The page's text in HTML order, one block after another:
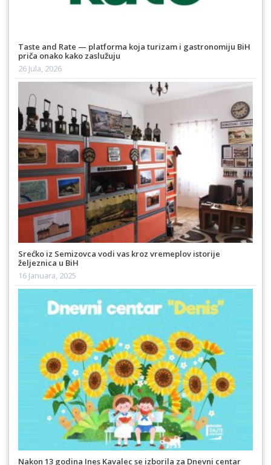
Taste and Rate — platforma koja turizam i gastronomiju BiH
priča onako kako zaslužuju
26 Jula, 2026
Srećko iz Semizovca vodi vas kroz vremeplov istorije
željeznica u BiH
16 Januara, 2025
Nakon 13 godina Ines Kavalec se izborila za Dnevni centar